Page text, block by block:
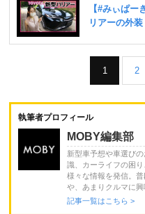
1 2
執筆者プロフィール
MOBY編集部
新型車予想や車選び
識、カーライフの困
様々な情報を発信。
や、あまりクルマに興
記事一覧はこちら >